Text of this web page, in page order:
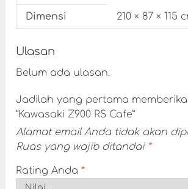
Dimensi 210 × 87 × 115
Ulasan
Belum ada ulasan.
Jadilah yang pertama
“Kawasaki Z900 RS Cafe”
Alamat email Anda tidak akan
Ruas yang wajib ditandai *
Rating Anda *